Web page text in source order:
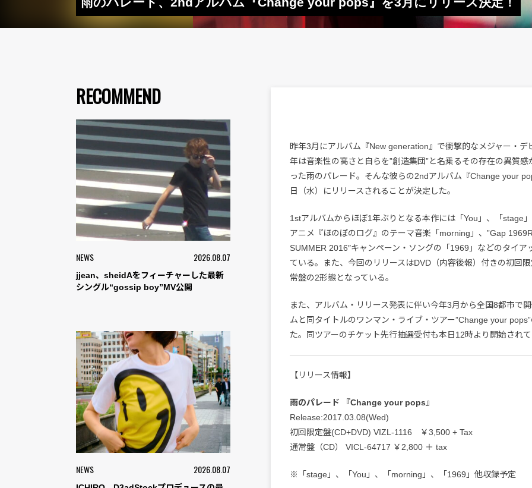
RECOMMEND
NEWS 2026.08.07
jjean、sheidAをフィーチャーした最新
シングル“gossip boy”MV公開
NEWS 2026.08.07
昨年3月にアルバム『New generation』で衝撃的なメジャー・デ
年は音楽性の高さと自らを”創造集団”と名乗るその存在の異質
った雨のパレード。そんな彼らの2ndアルバム『Change your
日（水）にリリースされることが決定した。
1stアルバムからほぼ1年ぶりとなる本作には「You」、「stage
アニメ『ほのぼのログ』のテーマ音楽「morning」、”Gap
SUMMER 2016″キャンペーン・ソングの「1969」などのタイア
ている。また、今回のリリースはDVD（内容後報）付きの初回
常盤の2形態となっている。
また、アルバム・リリース発表に伴い今年3月から全国8都市で
ムと同タイトルのワンマン・ライブ・ツアー”Change your
た。同ツアーのチケット先行抽選受付も本日12時より開始され
【リリース情報】
雨のパレード 『Change your pops』
Release:2017.03.08(Wed)
初回限定盤(CD+DVD) VIZL-1116 ￥3,500 + Tax
通常盤（CD） VICL-64717 ￥2,800 ＋ tax
※「stage」、「You」、「morning」、「1969」他収録予定